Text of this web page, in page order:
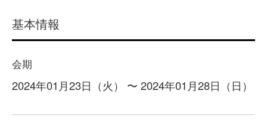
基本情報
会期
2024年01月23日（火） 〜 2024年01月28日（日）